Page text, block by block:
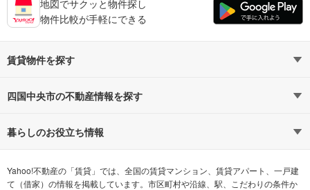
地図でサクッと物件探し
物件比較が手軽にできる
賃貸物件を探す
路線・駅から探す
通勤時間から探す
不動産会社から探す 希望の条件から探す
四国中央市の不動産情報を探す
不動産・住宅
新築マンション 中古マンション
暮らしのお役立ち情報
マンションカタログ 教えて！住まいの先生
Yahoo!不動産の「賃貸」では、全国の賃貸マンション、賃貸アパート、一戸建
て（借家）の情報を掲載しています。市区町村や沿線、駅、こだわりの条件か